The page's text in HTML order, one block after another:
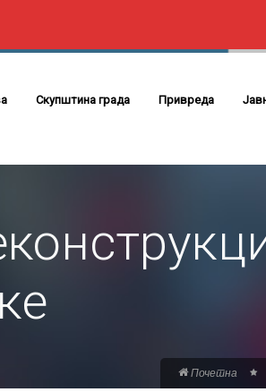
Скупштина града Привреда
Почетна